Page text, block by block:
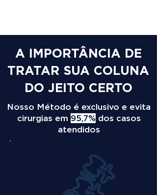
A IMPORTÂNCIA DE
TRATAR SUA COLUNA
DO JEITO CERTO
Nosso Método é exclusivo e evita
cirurgias em 95,7% dos casos
atendidos